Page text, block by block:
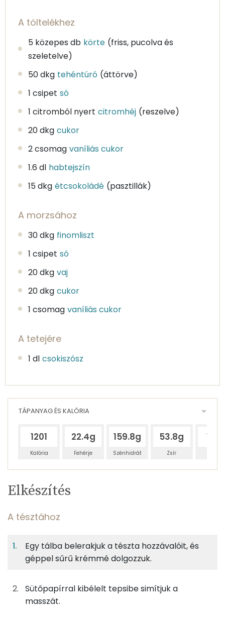
A töltelékhez
5 közepes db körte (friss, pucolva és
szeletelve)
50 dkg tehéntúró (áttörve)
1 csipet só
1 citromból nyert citromhéj (reszelve)
20 dkg cukor
2 csomag vaníliás cukor
1.6 dl habtejszín
15 dkg étcsokoládé (pasztillák)
A morzsához
30 dkg finomliszt
1 csipet só
20 dkg vaj
20 dkg cukor
1 csomag vaníliás cukor
A tetejére
1 dl csokiszósz
TÁPANYAG ÉS KALÓRIA
1201
Kalória
22.4g
Fehérje
159.8g
Szénhidrát
53.8g
Zsír
Egy
adagban
5%
A tésztához
50g finomliszt
182 kcal
25g margarin
TÁPANYAGTARTALOM
5%
39%
13%
TOP ásványi anyagok
Elkészítés
A tésztához
Egy tálba belerakjuk a tészta hozzávalóit, és
géppel sűrű krémmé dolgozzuk.
Sütőpapírral kibélelt tepsibe simítjuk a
masszát.